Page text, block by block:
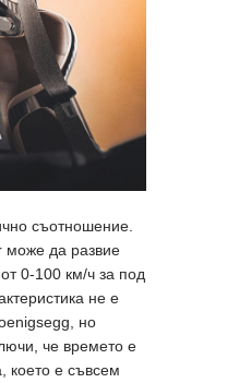
съотношение.
може да развие
0-100 км/ч за под
не е
но
че времето е
което е съвсем